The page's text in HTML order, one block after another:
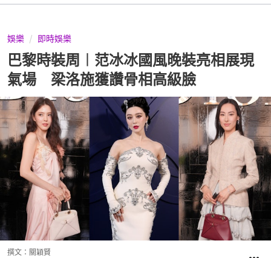
娛樂 即時娛樂
巴黎時裝周︱范冰冰國風晚裝亮相展現
氣場 梁洛施獲讚骨相高級臉
撰文： 關穎賢